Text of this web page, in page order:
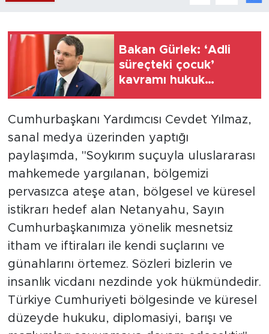
Bakan Gürlek: ‘Adli
süreçteki çocuk’
kavramı hukuk
Cumhurbaşkanı Yardımcısı Cevdet Yılmaz,
sanal medya üzerinden yaptığı
paylaşımda, "Soykırım suçuyla uluslararası
mahkemede yargılanan, bölgemizi
pervasızca ateşe atan, bölgesel ve küresel
istikrarı hedef alan Netanyahu, Sayın
Cumhurbaşkanımıza yönelik mesnetsiz
itham ve iftiraları ile kendi suçlarını ve
günahlarını örtemez. Sözleri bizlerin ve
insanlık vicdanı nezdinde yok hükmündedir.
Türkiye Cumhuriyeti bölgesinde ve küresel
düzeyde hukuku, diplomasiyi, barışı ve